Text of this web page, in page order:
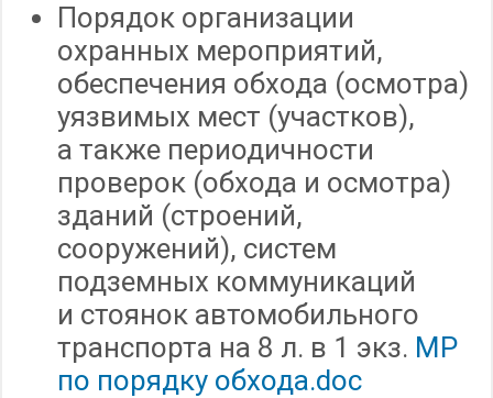
Порядок организации
охранных мероприятий,
обеспечения обхода (осмотра)
уязвимых мест (участков),
а также периодичности
проверок (обхода и осмотра)
зданий (строений,
сооружений), систем
подземных коммуникаций
и стоянок автомобильного
транспорта на 8 л. в 1 экз. МР
по порядку обхода.doc